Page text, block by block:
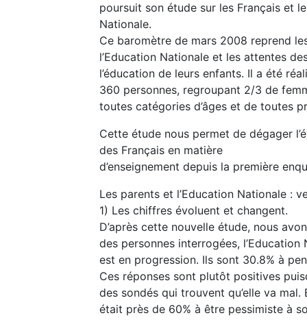
poursuit son étude sur les Français et
Nationale.
Ce baromètre de mars 2008 reprend
l’Education Nationale et les attentes
l’éducation de leurs enfants. Il a été
360 personnes, regroupant 2/3 de
toutes catégories d’âges et de toutes
Cette étude nous permet de dégager
des Français en matière
d’enseignement depuis la première
Les parents et l’Education Nationale :
1) Les chiffres évoluent et changent.
D’après cette nouvelle étude, nous
des personnes interrogées,
est en progression. Ils sont 30.8% à
Ces réponses sont plutôt positives
des sondés qui trouvent qu’elle va mal.
était près de 60% à être pessimiste à